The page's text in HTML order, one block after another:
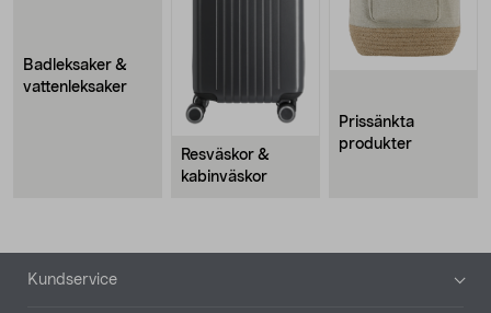
Badleksaker &
vattenleksaker
Resväskor &
kabinväskor
Prissänkta
produkter
Sidfot
Kundservice